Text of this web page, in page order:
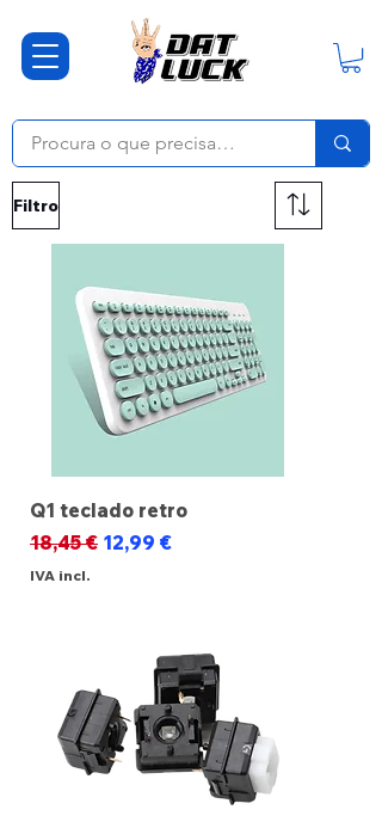
Filtro
Q1 teclado retro
Preço normal
18,45 € Preço promocional
12,99 €
IVA incl.